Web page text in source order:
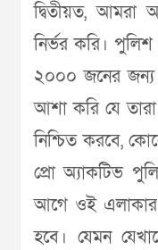
দ্বিতীয়ত, আমরা
নির্ভর করি। পুলিশ
২০০০ জনের
আশা করি যে
নিশ্চিত করবে,
প্রো অ্যাকটিভ
আগে ওই এলাকার
হবে। যেমন